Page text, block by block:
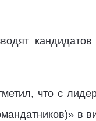
кандидатов
что с
в